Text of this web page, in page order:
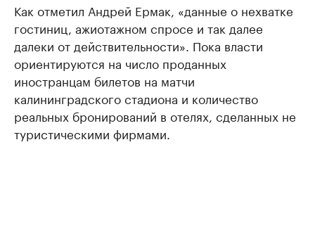
Как отметил Андрей Ермак, «данные о нехватке
гостиниц, ажиотажном спросе и так далее
далеки от действительности». Пока власти
ориентируются на число проданных
иностранцам билетов на матчи
калининградского стадиона и количество
реальных бронирований в отелях, сделанных не
туристическими фирмами.